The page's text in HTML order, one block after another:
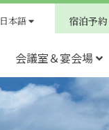
日本語 宿泊予約
会議室＆宴会場